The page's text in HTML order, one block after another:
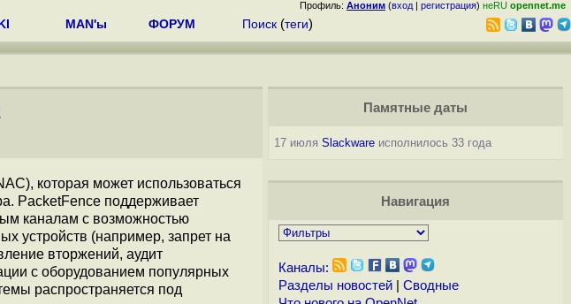
Профиль: Аноним (вход | регистрация) неRU opennet.me
MAN'ы ФОРУМ Поиск (теги)
которая может использоваться
PacketFence поддерживает
каналам с возможностью
устройств (например, запрет на
вторжений, аудит
с оборудованием популярных
распространяется под
Памятные даты
17 июля Slackwareисполнилось 33 года
Навигация
Каналы:
Разделы новостей| Сводные